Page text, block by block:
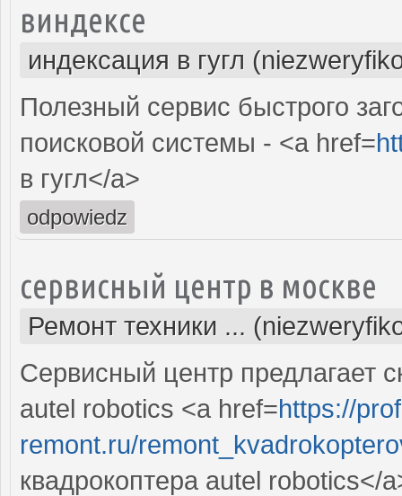
виндексе
индексация в гугл
Полезный сервис быстрого
поисковой системы - <a href=
в гугл</a>
odpowiedz
сервисный центр в москве
Ремонт техники ...
Сервисный центр предлагает
autel robotics <a href=https://
remont.ru/
квадрокоптера autel robotics</